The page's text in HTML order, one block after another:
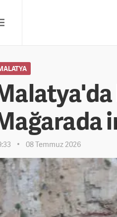
08 Temmuz 2026